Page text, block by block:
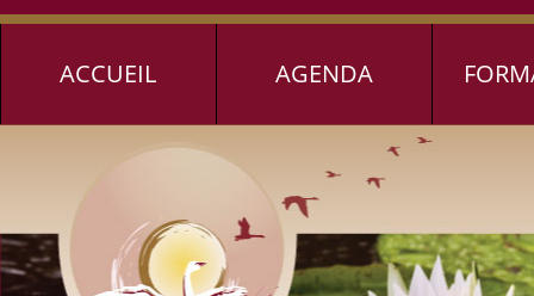
Jump to navigation
ACCUEIL AGENDA